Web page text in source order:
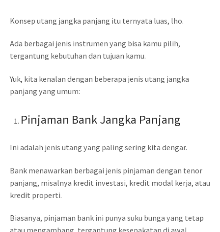
Konsep utang jangka panjang itu ternyata luas, lho.
Ada berbagai jenis instrumen yang bisa kamu pilih,
tergantung kebutuhan dan tujuan kamu.
Yuk, kita kenalan dengan beberapa jenis utang jangka
panjang yang umum:
Pinjaman Bank Jangka Panjang
Ini adalah jenis utang yang paling sering kita dengar.
Bank menawarkan berbagai jenis pinjaman dengan tenor
panjang, misalnya kredit investasi, kredit modal kerja, atau
kredit properti.
Biasanya, pinjaman bank ini punya suku bunga yang tetap
atau mengambang, tergantung kesepakatan di awal.